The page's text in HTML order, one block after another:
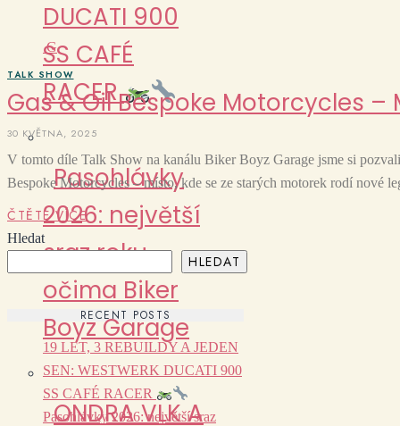
DUCATI 900
SS CAFÉ
RACER
Pasohlávky
2026: největší
sraz roku
očima Biker
Boyz Garage
ONDRA VLK A
G
TALK SHOW
Gas & Oil Bespoke Motorcycles –
30 KVĚTNA, 2025
V tomto díle Talk Show na kanálu Biker Boyz Garage jsme si
Bespoke Motorcycles – místo, kde se ze starých motorek rodí nové
ČTĚTE VÍCE
Hledat
HLEDAT
RECENT POSTS
19 LET, 3 REBUILDY A JEDEN
SEN: WESTWERK DUCATI 900
SS CAFÉ RACER
Pasohlávky 2026: největší sraz